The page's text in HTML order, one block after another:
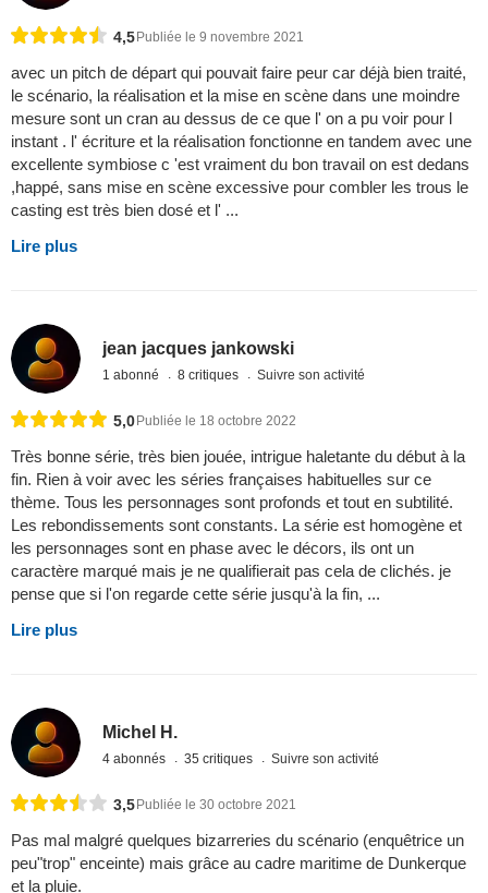
4,5Publiée le 9 novembre 2021
avec un pitch de départ qui pouvait faire peur car déjà bien traité,
le scénario, la réalisation et la mise en scène dans une moindre
mesure sont un cran au dessus de ce que l' on a pu voir pour l
instant . l' écriture et la réalisation fonctionne en tandem avec une
excellente symbiose c 'est vraiment du bon travail on est dedans
,happé, sans mise en scène excessive pour combler les trous le
casting est très bien dosé et l' ...
Lire plus
jean jacques jankowski
1 abonné 8 critiques Suivre son activité
5,0Publiée le 18 octobre 2022
Très bonne série, très bien jouée, intrigue haletante du début à la
fin. Rien à voir avec les séries françaises habituelles sur ce
thème. Tous les personnages sont profonds et tout en subtilité.
Les rebondissements sont constants. La série est homogène et
les personnages sont en phase avec le décors, ils ont un
caractère marqué mais je ne qualifierait pas cela de clichés. je
pense que si l'on regarde cette série jusqu'à la fin, ...
Lire plus
Michel H.
4 abonnés 35 critiques Suivre son activité
3,5 Publiée le 30 octobre 2021
Pas mal malgré quelques bizarreries du scénario (enquêtrice un
peu"trop" enceinte) mais grâce au cadre maritime de Dunkerque
et la pluie.